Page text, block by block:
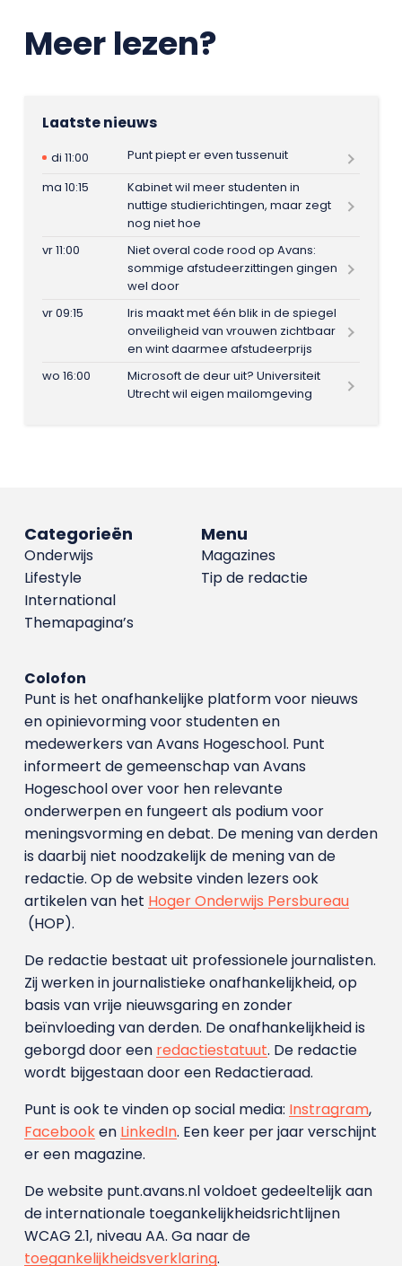
Meer lezen?
Laatste nieuws
di 11:00
Punt piept er even tussenuit
ma 10:15
Kabinet wil meer studenten in
nuttige studierichtingen, maar zegt
nog niet hoe
vr 11:00
Niet overal code rood op Avans:
sommige afstudeerzittingen gingen
wel door
vr 09:15
Iris maakt met één blik in de spiegel
onveiligheid van vrouwen zichtbaar
en wint daarmee afstudeerprijs
wo 16:00
Microsoft de deur uit? Universiteit
Utrecht wil eigen mailomgeving
Menu
Magazines
Tip de redactie
Categorieën
Onderwijs
Lifestyle
International
Themapagina’s
Colofon
Punt is het onafhankelijke platform voor nieuws
en opinievorming voor studenten en
medewerkers van Avans Hoge­school. Punt
informeert de gemeenschap van Avans
Hogeschool over voor hen relevante
onderwerpen en fungeert als podium voor
meningsvorming en debat. De mening van derden
is daarbij niet noodzakelijk de mening van de
redactie. Op de website vinden lezers ook
artikelen van het Hoger Onderwijs Persbureau
(HOP).
De redactie bestaat uit professionele journalisten.
Zij werken in journalistieke onafhankelijkheid, op
basis van vrije nieuwsgaring en zonder
beïnvloeding van derden. De onafhankelijkheid is
geborgd door een redactiestatuut. De redactie
wordt bijgestaan door een Redactieraad.
Punt is ook te vinden op social media: Instragram,
Facebooken LinkedIn. Een keer per jaar verschijnt
er een magazine.
De website punt.avans.nl voldoet gedeeltelijk aan
de internationale toegankelijkheidsrichtlijnen
WCAG 2.1, niveau AA. Ga naar de
toegankelijkheidsverklaring.